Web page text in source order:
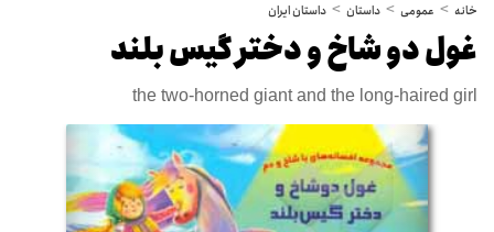
خانه عمومی داستان داستان ایران
غول دو شاخ و دختر گیس بلند
the two-horned giant and the long-haired girl